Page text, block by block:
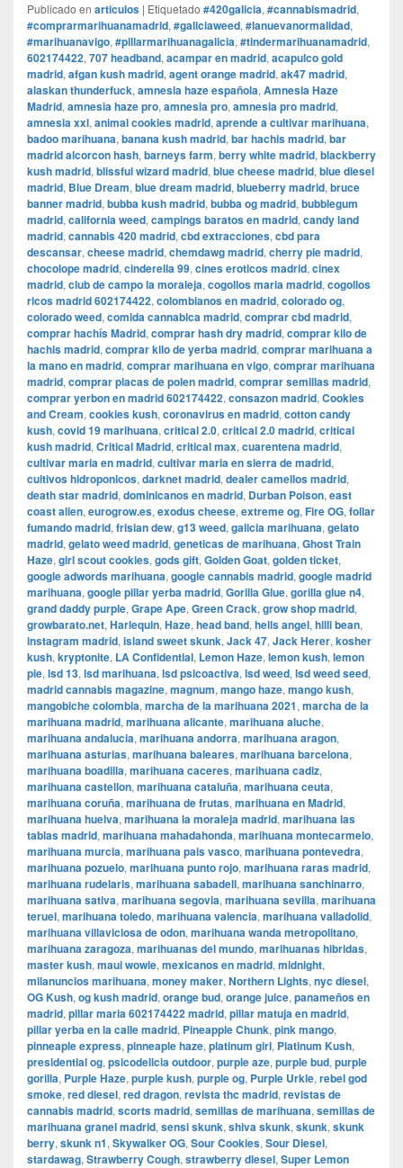
Publicado en articulos | Etiquetado #420galicia, #cannabismadrid,
#comprarmarihuanamadrid, #galiciaweed, #lanuevanormalidad,
#marihuanavigo, #pillarmarihuanagalicia, #tindermarihuanamadrid,
602174422, 707 headband, acampar en madrid, acapulco gold
madrid, afgan kush madrid, agent orange madrid, ak47 madrid,
alaskan thunderfuck, amnesia haze española, Amnesia Haze
Madrid, amnesia haze pro, amnesia pro, amnesia pro madrid,
amnesia xxl, animal cookies madrid, aprende a cultivar marihuana,
badoo marihuana, banana kush madrid, bar hachis madrid, bar
madrid alcorcon hash, barneys farm, berry white madrid, blackberry
kush madrid, blissful wizard madrid, blue cheese madrid, blue diesel
madrid, Blue Dream, blue dream madrid, blueberry madrid, bruce
banner madrid, bubba kush madrid, bubba og madrid, bubblegum
madrid, california weed, campings baratos en madrid, candy land
madrid, cannabis 420 madrid, cbd extracciones, cbd para
descansar, cheese madrid, chemdawg madrid, cherry pie madrid,
chocolope madrid, cinderella 99, cines eroticos madrid, cinex
madrid, club de campo la moraleja, cogollos maria madrid, cogollos
ricos madrid 602174422, colombianos en madrid, colorado og,
colorado weed, comida cannabica madrid, comprar cbd madrid,
comprar hachís Madrid, comprar hash dry madrid, comprar kilo de
hachis madrid, comprar kilo de yerba madrid, comprar marihuana a
la mano en madrid, comprar marihuana en vigo, comprar marihuana
madrid, comprar placas de polen madrid, comprar semillas madrid,
comprar yerbon en madrid 602174422, consazon madrid, Cookies
and Cream, cookies kush, coronavirus en madrid, cotton candy
kush, covid 19 marihuana, critical 2.0, critical 2.0 madrid, critical
kush madrid, Critical Madrid, critical max, cuarentena madrid,
cultivar maria en madrid, cultivar maria en sierra de madrid,
cultivos hidroponicos, darknet madrid, dealer camellos madrid,
death star madrid, dominicanos en madrid, Durban Poison, east
coast alien, eurogrow.es, exodus cheese, extreme og, Fire OG, follar
fumando madrid, frisian dew, g13 weed, galicia marihuana, gelato
madrid, gelato weed madrid, geneticas de marihuana, Ghost Train
Haze, girl scout cookies, gods gift, Golden Goat, golden ticket,
google adwords marihuana, google cannabis madrid, google madrid
marihuana, google pillar yerba madrid, Gorilla Glue, gorilla glue n4,
grand daddy purple, Grape Ape, Green Crack, grow shop madrid,
growbarato.net, Harlequin, Haze, head band, hells angel, hilli bean,
instagram madrid, island sweet skunk, Jack 47, Jack Herer, kosher
kush, kryptonite, LA Confidential, Lemon Haze, lemon kush, lemon
pie, lsd 13, lsd marihuana, lsd psicoactiva, lsd weed, lsd weed seed,
madrid cannabis magazine, magnum, mango haze, mango kush,
mangobiche colombia, marcha de la marihuana 2021, marcha de la
marihuana madrid, marihuana alicante, marihuana aluche,
marihuana andalucia, marihuana andorra, marihuana aragon,
marihuana asturias, marihuana baleares, marihuana barcelona,
marihuana boadilla, marihuana caceres, marihuana cadiz,
marihuana castellon, marihuana cataluña, marihuana ceuta,
marihuana coruña, marihuana de frutas, marihuana en Madrid,
marihuana huelva, marihuana la moraleja madrid, marihuana las
tablas madrid, marihuana mahadahonda, marihuana montecarmelo,
marihuana murcia, marihuana pais vasco, marihuana pontevedra,
marihuana pozuelo, marihuana punto rojo, marihuana raras madrid,
marihuana rudelaris, marihuana sabadell, marihuana sanchinarro,
marihuana sativa, marihuana segovia, marihuana sevilla, marihuana
teruel, marihuana toledo, marihuana valencia, marihuana valladolid,
marihuana villaviciosa de odon, marihuana wanda metropolitano,
marihuana zaragoza, marihuanas del mundo, marihuanas hibridas,
master kush, maui wowie, mexicanos en madrid, midnight,
milanuncios marihuana, money maker, Northern Lights, nyc diesel,
OG Kush, og kush madrid, orange bud, orange juice, panameños en
madrid, pillar maria 602174422 madrid, pillar matuja en madrid,
pillar yerba en la calle madrid, Pineapple Chunk, pink mango,
pinneaple express, pinneaple haze, platinum girl, Platinum Kush,
presidential og, psicodelicia outdoor, purple aze, purple bud, purple
gorilla, Purple Haze, purple kush, purple og, Purple Urkle, rebel god
smoke, red diesel, red dragon, revista thc madrid, revistas de
cannabis madrid, scorts madrid, semillas de marihuana, semillas de
marihuana granel madrid, sensi skunk, shiva skunk, skunk, skunk
berry, skunk n1, Skywalker OG, Sour Cookies, Sour Diesel,
stardawag, Strawberry Cough, strawberry diesel, Super Lemon